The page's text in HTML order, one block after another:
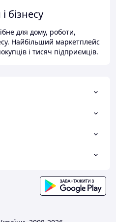
бізнесу
для дому, роботи,
Найбільший маркетплейс
і тисяч підприємців.